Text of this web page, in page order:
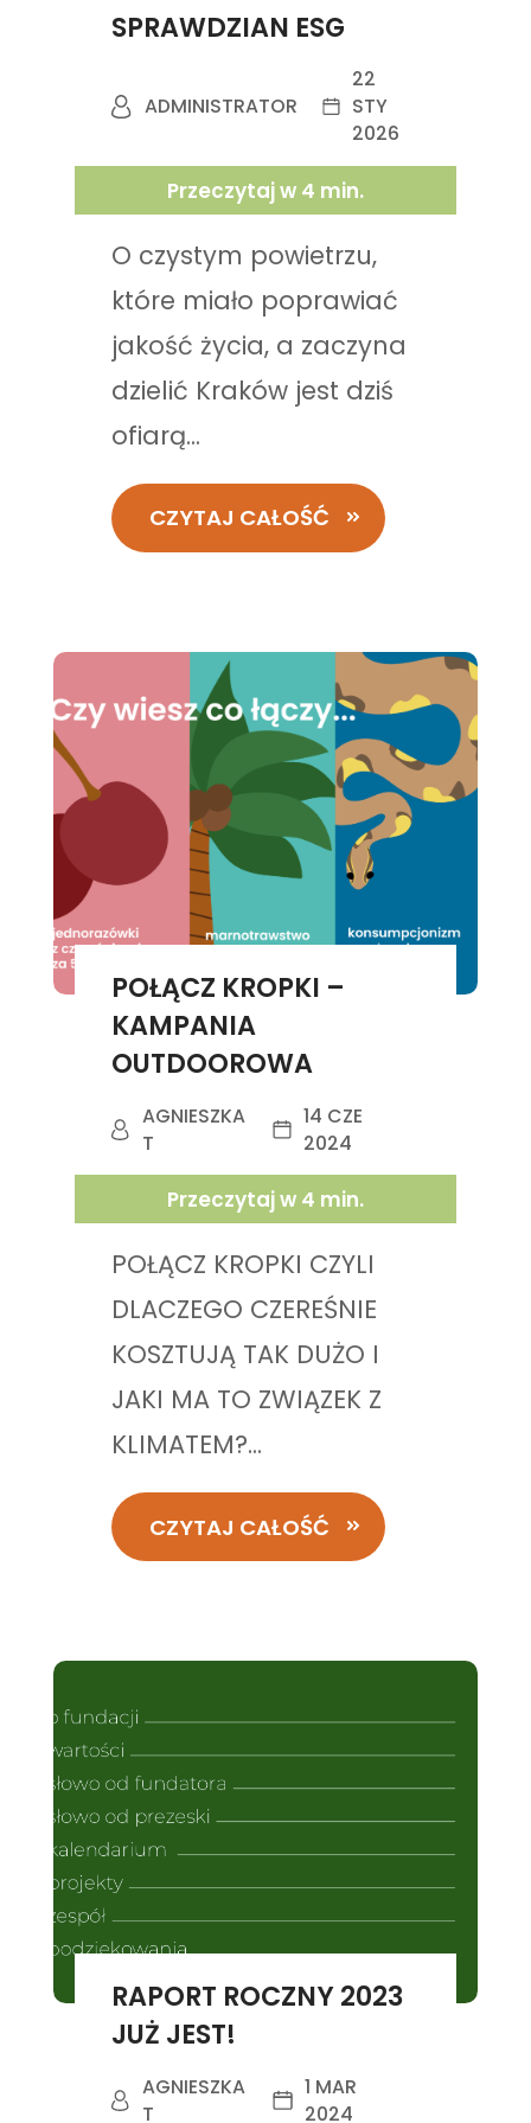
SPRAWDZIAN ESG
ADMINISTRATOR
22
STY
2026
Przeczytaj w 4 min.
O czystym powietrzu,
które miało poprawiać
jakość życia, a zaczyna
dzielić Kraków jest dziś
ofiarą...
CZYTAJ CAŁOŚĆ
POŁĄCZ KROPKI –
KAMPANIA
OUTDOOROWA
AGNIESZKA
T
14 CZE
2024
Przeczytaj w 4 min.
POŁĄCZ KROPKI CZYLI
DLACZEGO CZEREŚNIE
KOSZTUJĄ TAK DUŻO I
JAKI MA TO ZWIĄZEK Z
KLIMATEM?...
CZYTAJ CAŁOŚĆ
RAPORT ROCZNY 2023
JUŻ JEST!
AGNIESZKA
T
1 MAR
2024